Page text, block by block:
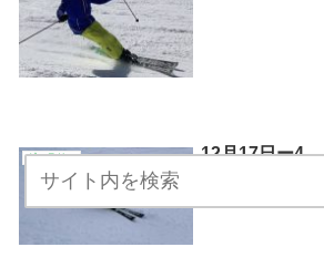
ギャラリー 12月17日ー4